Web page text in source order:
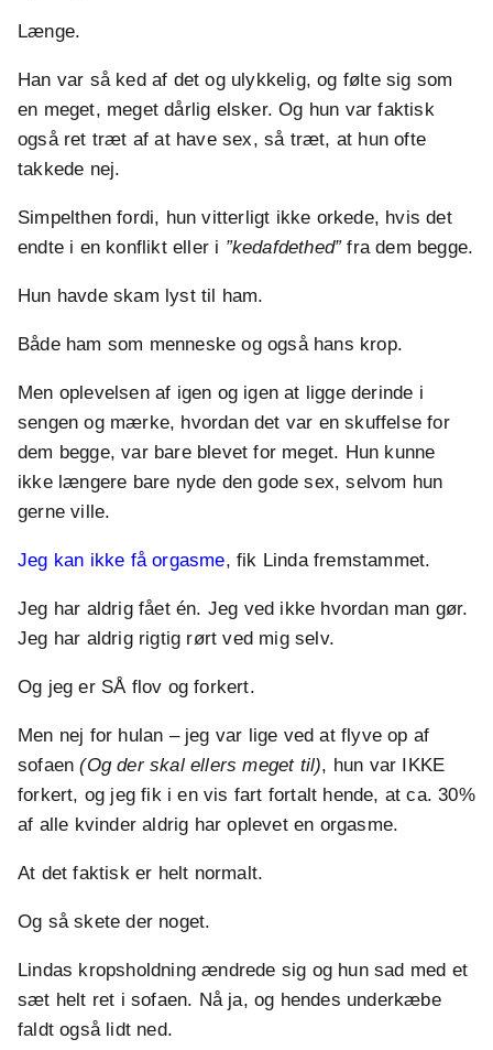
Længe.
Han var så ked af det og ulykkelig, og følte sig som
en meget, meget dårlig elsker. Og hun var faktisk
også ret træt af at have sex, så træt, at hun ofte
takkede nej.
Simpelthen fordi, hun vitterligt ikke orkede, hvis det
endte i en konflikt eller i ”kedafdethed”fra dem begge.
Hun havde skam lyst til ham.
Både ham som menneske og også hans krop.
Men oplevelsen af igen og igen at ligge derinde i
sengen og mærke, hvordan det var en skuffelse for
dem begge, var bare blevet for meget. Hun kunne
ikke længere bare nyde den gode sex, selvom hun
gerne ville.
Jeg kan ikke få orgasme, fik Linda fremstammet.
Jeg har aldrig fået én. Jeg ved ikke hvordan man gør.
Jeg har aldrig rigtig rørt ved mig selv.
Og jeg er SÅ flov og forkert.
Men nej for hulan – jeg var lige ved at flyve op af
sofaen(Og der skal ellers meget til), hun var IKKE
forkert, og jeg fik i en vis fart fortalt hende, at ca. 30%
af alle kvinder aldrig har oplevet en orgasme.
At det faktisk er helt normalt.
Og så skete der noget.
Lindas kropsholdning ændrede sig og hun sad med et
sæt helt ret i sofaen. Nå ja, og hendes underkæbe
faldt også lidt ned.